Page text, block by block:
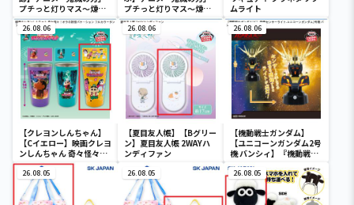
プチっと灯りマス～煉獄
杏寿郎・胡蝶しのぶ～
プチっと灯りマス～煉獄
杏寿郎・胡蝶しのぶ～
ムライト
26.08.06
【クレヨンしんちゃん】
【Cイエロー】映画クレヨ
ンしんちゃん 奇々怪々！
オラの妖怪バケ～ション
フルカラータンブラー
26.08.06
【夏目友人帳】【Bグリー
ン】夏目友人帳 2WAYハ
ンディファン
26.08.06
【機動戦士ガンダム】
【ユニコーンガンダム2号
機 バンシィ】『機動戦士
ーライト-ユニコーンガン
ダム2号機 バンシィ（デ
ストロイモード）-
26.08.05 26.08.05 26.08.05